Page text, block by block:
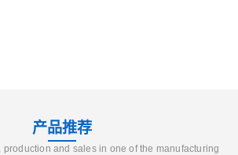
产品推荐
production and sales in one of the manufacturing